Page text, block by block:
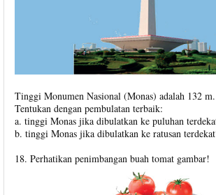
Tinggi Monumen Nasional (Monas) adalah 132 m.
Tentukan dengan pembulatan terbaik:
a. tinggi Monas jika dibulatkan ke puluhan
b. tinggi Monas jika dibulatkan ke ratusan
18. Perhatikan penimbangan buah tomat gambar!